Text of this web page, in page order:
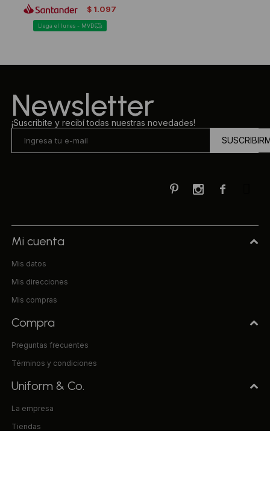
$ 1.097
Llega el lunes - MVD
Newsletter
¡Suscribite y recibí todas nuestras novedades!

 
Mi cuenta
Mis datos
Mis direcciones
Mis compras
Compra
Preguntas frecuentes
Términos y condiciones
Uniform & Co.
La empresa
Tiendas